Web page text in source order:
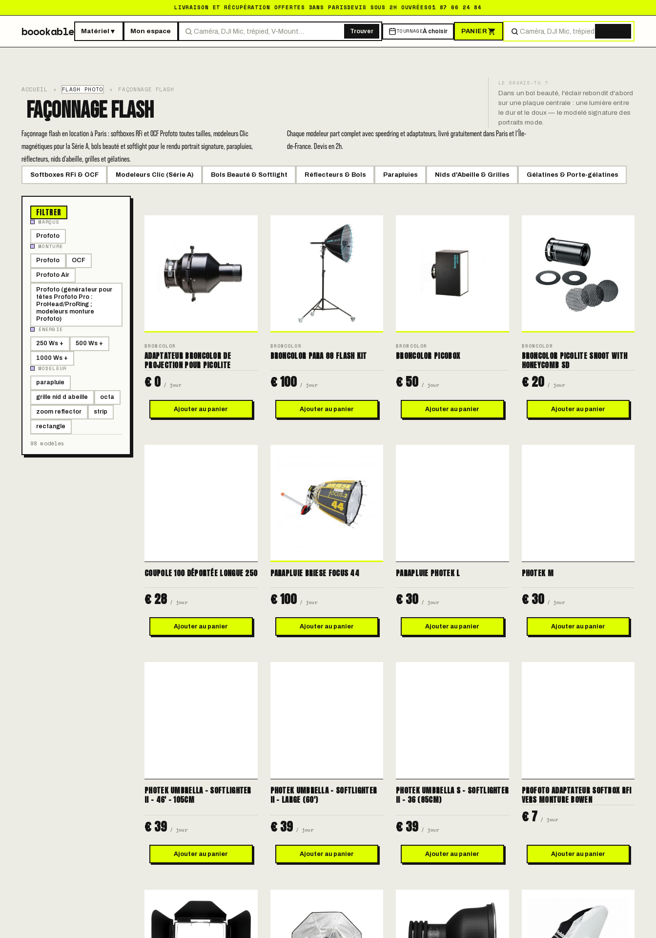
LIVRAISON ET RÉCUPÉRATION OFFERTES DANS PARISDEVIS SOUS 2H OUVRÉES01 87 66 24 84
boookable Matériel ▼ Mon espace Trouver TOURNAGEÀ choisir PANIER
ACCUEIL › FLASH PHOTO › FAÇONNAGE FLASH
Façonnage Flash
LE SAVAIS-TU ?
Dans un bol beauté, l'éclair rebondit d'abord
sur une plaque centrale : une lumière entre
le dur et le doux — le modelé signature des
portraits mode.
Façonnage flash en location à Paris : softboxes RFi et OCF Profoto toutes tailles, modeleurs Clic
magnétiques pour la Série A, bols beauté et softlight pour le rendu portrait signature, parapluies,
réflecteurs, nids d'abeille, grilles et gélatines.
Chaque modeleur part complet avec speedring et adaptateurs, livré gratuitement dans Paris et l'Île-
de-France. Devis en 2h.
Softboxes RFi & OCF Modeleurs Clic (Série A) Bols Beauté & Softlight Réflecteurs & Bols Parapluies Nids d'Abeille & Grilles Gélatines & Porte-gélatines
FILTRER
MARQUE
Profoto
MONTURE
Profoto OCF
Profoto Air
Profoto (générateur pour
têtes Profoto Pro :
ProHead/ProRing ;
modeleurs monture
Profoto)
ÉNERGIE
250 Ws + 500 Ws +
1000 Ws +
MODELEUR
parapluie
grille nid d abeille octa
zoom reflector strip
rectangle
98 modèles
BRONCOLOR
ADAPTATEUR BRONCOLOR DE
PROJECTION POUR PICOLITE
€ 0 / jour
Ajouter au panier
BRONCOLOR
BRONCOLOR PARA 88 FLASH KIT
€ 100 / jour
Ajouter au panier
BRONCOLOR
BRONCOLOR PICOBOX
€ 50 / jour
Ajouter au panier
BRONCOLOR
BRONCOLOR PICOLITE SNOOT WITH
HONEYCOMB SD
€ 20 / jour
Ajouter au panier
COUPOLE 100 DÉPORTÉE LONGUE 250
€ 28 / jour
Ajouter au panier
PARAPLUIE BRIESE FOCUS 44
€ 100 / jour
Ajouter au panier
PARAPLUIE PHOTEK L
€ 30 / jour
Ajouter au panier
PHOTEK M
€ 30 / jour
Ajouter au panier
PHOTEK UMBRELLA - SOFTLIGHTER
II - 46' - 105CM
€ 39 / jour
Ajouter au panier
PHOTEK UMBRELLA - SOFTLIGHTER
II - LARGE (60')
€ 39 / jour
Ajouter au panier
PHOTEK UMBRELLA S - SOFTLIGHTER
II - 36 (85CM)
€ 39 / jour
Ajouter au panier
PROFOTO ADAPTATEUR SOFTBOX RFI
VERS MONTURE BOWEN
€ 7 / jour
Ajouter au panier